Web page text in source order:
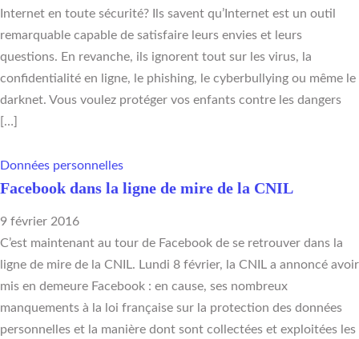
Internet en toute sécurité? Ils savent qu’Internet est un outil
remarquable capable de satisfaire leurs envies et leurs
questions. En revanche, ils ignorent tout sur les virus, la
confidentialité en ligne, le phishing, le cyberbullying ou même le
darknet. Vous voulez protéger vos enfants contre les dangers
[…]
Données personnelles
Facebook dans la ligne de mire de la CNIL
9 février 2016
C’est maintenant au tour de Facebook de se retrouver dans la
ligne de mire de la CNIL. Lundi 8 février, la CNIL a annoncé avoir
mis en demeure Facebook : en cause, ses nombreux
manquements à la loi française sur la protection des données
personnelles et la manière dont sont collectées et exploitées les